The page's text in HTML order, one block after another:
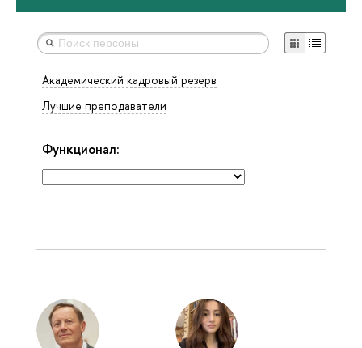
Академический кадровый резерв
Лучшие преподаватели
Функционал: